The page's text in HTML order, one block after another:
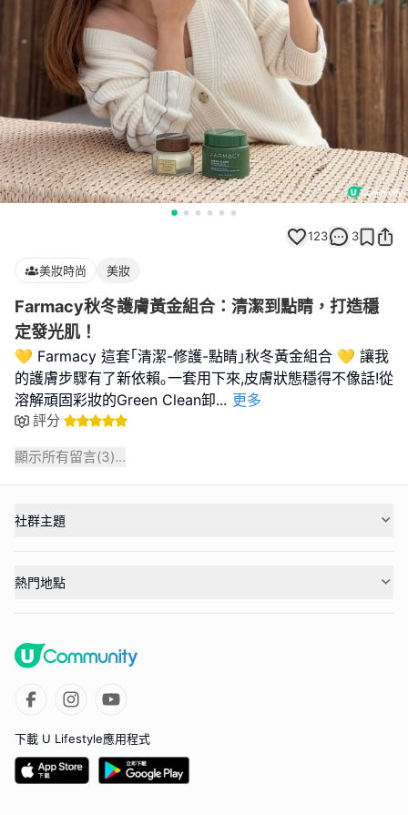
123 3
美妝時尚 美妝
Farmacy秋冬護膚黃金組合：清潔到點睛，打造穩
定發光肌！
💛 Farmacy 這套｢清潔-修護-點睛｣秋冬黃金組合 💛 讓我
的護膚步驟有了新依賴｡一套用下來,皮膚狀態穩得不像話!從
溶解頑固彩妝的Green Clean卸... 更多
評分
顯示所有留言(3)...
社群主題
熱門地點
下載 U Lifestyle應用程式